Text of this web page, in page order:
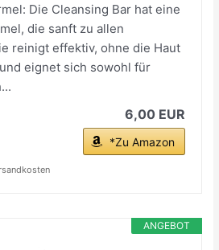
Die Cleansing Bar hat eine
die sanft zu allen
reinigt effektiv, ohne die Haut
eignet sich sowohl für
6,00 EUR
*Zu Amazon
ANGEBOT